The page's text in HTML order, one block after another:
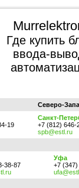
Где купить
ввода-
Северо-
19
Санкт-
+7 (812) 646-
spb@estl.ru
38-87
Уфа
+7